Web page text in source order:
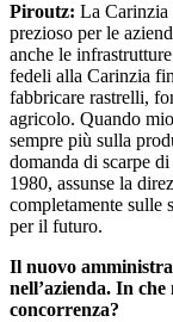
Piroutz: La Carinzia
prezioso per le
anche le
fedeli alla Carinzia
fabbricare rastrelli,
agricolo. Quando
sempre più sulla
domanda di scarpe
1980, assunse la
completamente sulle
per il futuro.
Il nuovo
nell’azienda. In
concorrenza?